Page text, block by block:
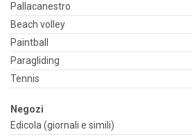
Pallacanestro
Beach volley
Paintball
Paragliding
Tennis
Negozi
Edicola (giornali e simili)